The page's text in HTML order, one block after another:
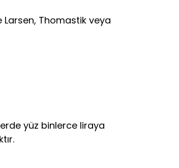
Larsen, Thomastik veya
yüz binlerce liraya